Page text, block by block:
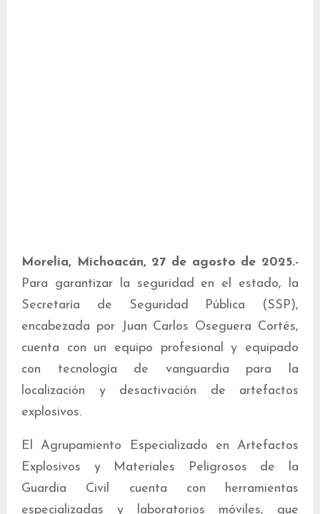
Morelia, Michoacán, 27 de agosto de 2025.-
Para garantizar la seguridad en el estado, la
Secretaría de Seguridad Pública (SSP),
encabezada por Juan Carlos Oseguera Cortés,
cuenta con un equipo profesional y equipado
con tecnología de vanguardia para la
localización y desactivación de artefactos
explosivos.
El Agrupamiento Especializado en Artefactos
Explosivos y Materiales Peligrosos de la
Guardia Civil cuenta con herramientas
especializadas y laboratorios móviles, que